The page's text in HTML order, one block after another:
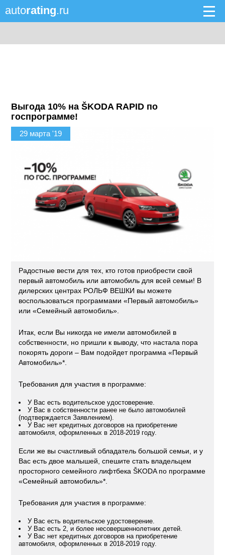
autorating.ru
Выгода 10% на ŠKODA RAPID по
госпрограмме!
29 марта '19
Радостные вести для тех, кто готов приобрести свой
первый автомобиль или автомобиль для всей семьи! В
дилерских центрах РОЛЬФ ВЕШКИ вы можете
воспользоваться программами «Первый автомобиль»
или «Семейный автомобиль».
Итак, если Вы никогда не имели автомобилей в
собственности, но пришли к выводу, что настала пора
покорять дороги – Вам подойдет программа «Первый
Автомобиль»*.
Требования для участия в программе:
У Вас есть водительское удостоверение.
У Вас в собственности ранее не было автомобилей
(подтверждается Заявлением).
У Вас нет кредитных договоров на приобретение
автомобиля, оформленных в 2018-2019 году.
Если же вы счастливый обладатель большой семьи, и у
Вас есть двое малышей, спешите стать владельцем
просторного семейного лифтбека ŠKODA по программе
«Семейный автомобиль»*.
Требования для участия в программе:
У Вас есть водительское удостоверение.
У Вас есть 2, и более несовершеннолетних детей.
У Вас нет кредитных договоров на приобретение
автомобиля, оформленных в 2018-2019 году.